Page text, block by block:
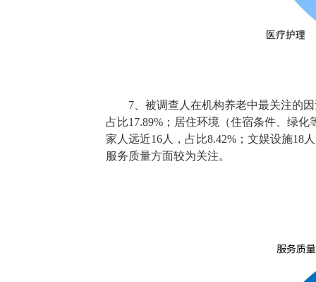
7、被调查人在机构养老中最关注的
占比17.89%；居住环境（住宿条件、绿
家人远近16人，占比8.42%；文娱设施18
服务质量方面较为关注。